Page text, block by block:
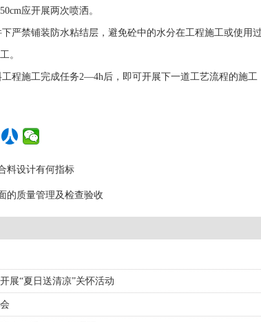
应开展两次喷洒。
严禁铺装防水粘结层，避免砼中的水分在工程施工或使用
。
程施工完成任务2—4h后，即可开展下一道工艺流程的施
料设计有何指标
的质量管理及检查验收
展“夏日送清凉”关怀活动